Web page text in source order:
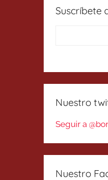
Suscríbete
Nuestro
Seguir a
Nuestro